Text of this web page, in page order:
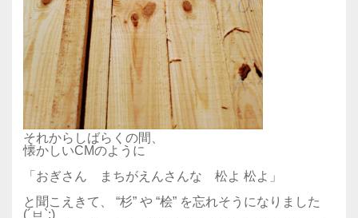
それからしばらくの間、
懐かしいCMのように
「おぎさん まちがえんさんな 松よ 松よ」
と聞こえきて、 “杉” や “桧” を忘れそうになりました
(´ㅂ`;)